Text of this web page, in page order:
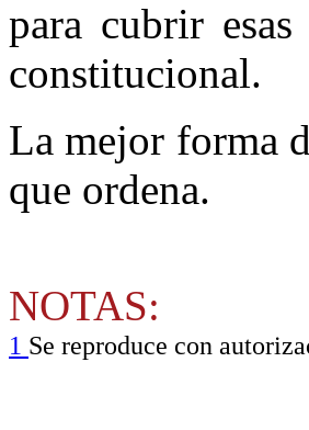
para cubrir
constitucional.
La mejor forma
que ordena.
NOTAS:
1 Se reproduce con